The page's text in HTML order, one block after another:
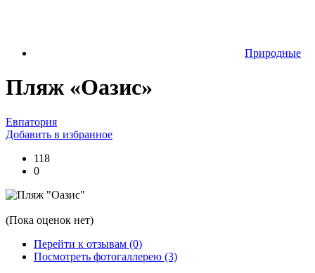
Природные
Пляж «Оазис»
Евпатория
Добавить в избранное
118
0
(Пока оценок нет)
Перейти к отзывам (0)
Посмотреть фотогаллерею (3)